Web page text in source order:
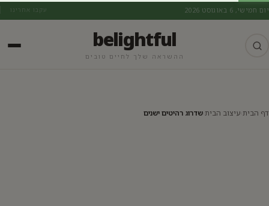
יום חמישי, 6 באוגוסט 2026 עקבו אחרינו
belightful
ההשראה שלך לחיים טובים
דף הבית עיצוב הביתשדרוג רהיטים ישנים